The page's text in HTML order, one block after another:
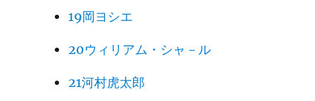
19岡ヨシエ
20ウィリアム・シャ－ル
21河村虎太郎